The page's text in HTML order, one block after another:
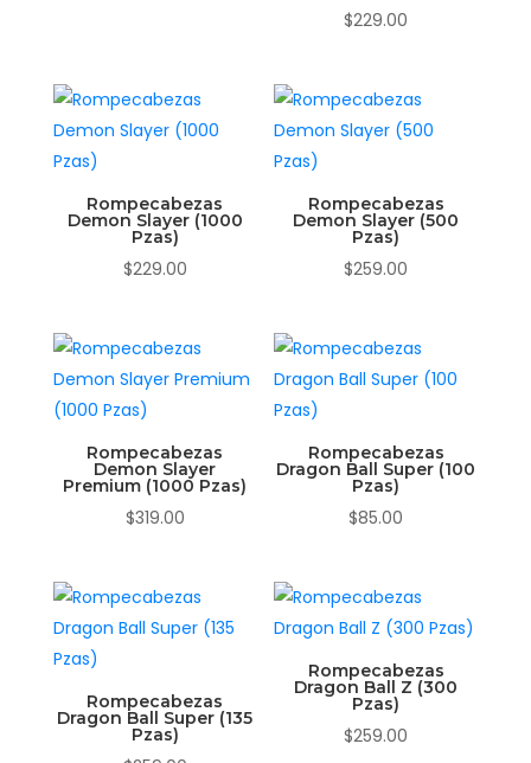
$229.00
Rompecabezas
Demon Slayer (1000
Pzas)
$229.00
Rompecabezas
Demon Slayer (500
Pzas)
$259.00
Rompecabezas
Demon Slayer
Premium (1000 Pzas)
$319.00
Rompecabezas
Dragon Ball Super (100
Pzas)
$85.00
Rompecabezas
Dragon Ball Super (135
Pzas)
Rompecabezas
Dragon Ball Z (300
Pzas)
$259.00